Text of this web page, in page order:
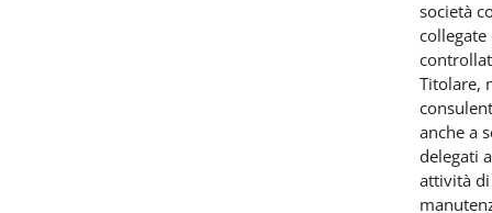
società
collegate
Titolare,
anche a
delegati
attività di